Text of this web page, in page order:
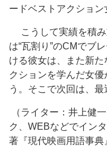
ードベストアクション
こうして実績を積み
は“瓦割り”のCMでブ
ける彼女は、また新
クションを学んだ女
う。そこで次回は、最
（ライター：井上健
ク、WEBなどでイン
著『現代映画用語事典